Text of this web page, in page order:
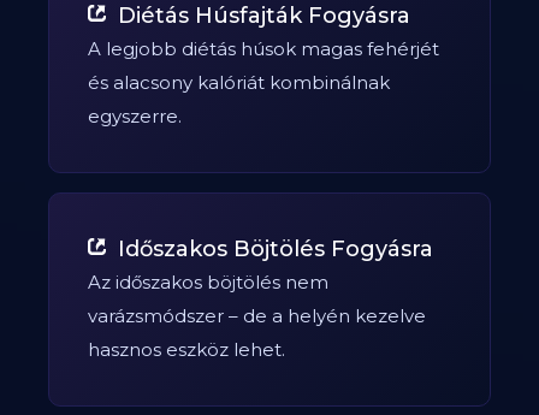
Diétás Húsfajták Fogyásra
A legjobb diétás húsok magas fehérjét
és alacsony kalóriát kombinálnak
egyszerre.
Időszakos Böjtölés Fogyásra
Az időszakos böjtölés nem
varázsmódszer – de a helyén kezelve
hasznos eszköz lehet.